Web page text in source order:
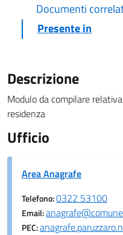
Documenti
Presente in
Descrizione
Modulo da compilare
residenza
Ufficio
Area Anagrafe
Telefono:0322 53100
Email:
PEC: